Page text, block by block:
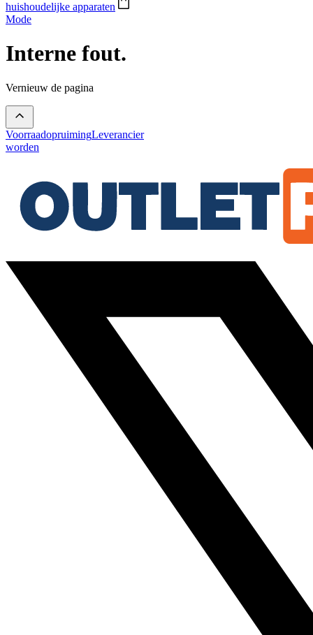
huishoudelijke apparaten
Mode
Interne fout.
Vernieuw de pagina
VoorraadopruimingLeverancier
worden